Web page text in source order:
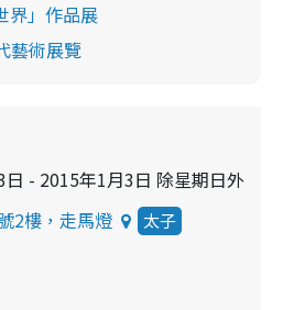
界」作品展
藝術展覽
- 2015年1月3日 除星期日外
2樓，走馬燈 太子